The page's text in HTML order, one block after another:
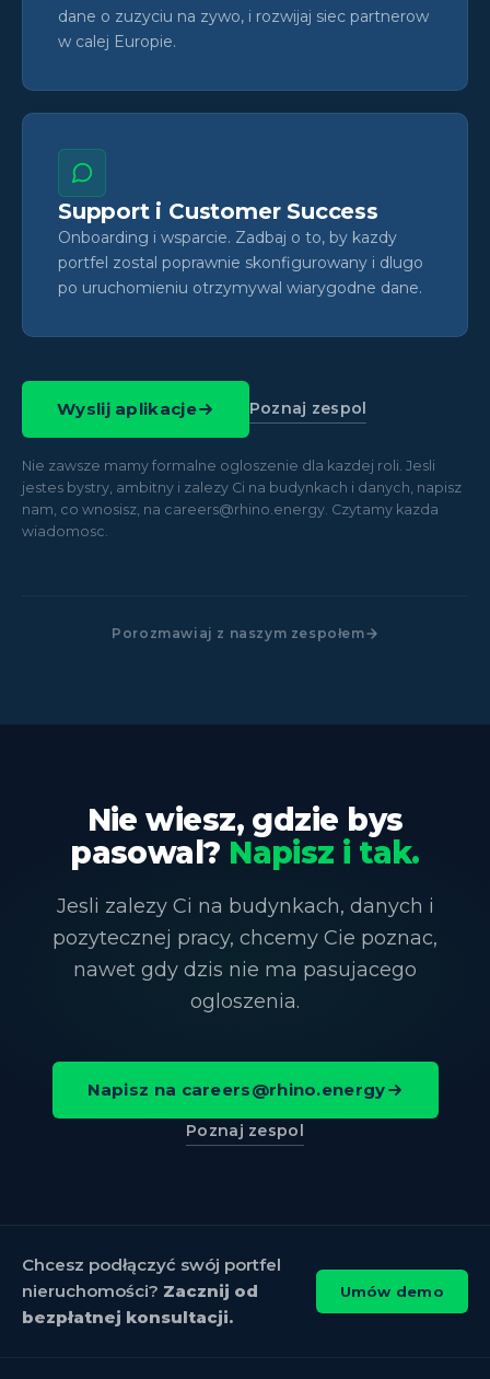
dane o zuzyciu na zywo, i rozwijaj siec partnerow
w calej Europie.
Support i Customer Success
Onboarding i wsparcie. Zadbaj o to, by kazdy
portfel zostal poprawnie skonfigurowany i dlugo
po uruchomieniu otrzymywal wiarygodne dane.
Wyslij aplikacje Poznaj zespol
Nie zawsze mamy formalne ogloszenie dla kazdej roli. Jesli
jestes bystry, ambitny i zalezy Ci na budynkach i danych, napisz
nam, co wnosisz, na careers@rhino.energy. Czytamy kazda
wiadomosc.
Porozmawiaj z naszym zespołem
Nie wiesz, gdzie bys
pasowal? Napisz i tak.
Jesli zalezy Ci na budynkach, danych i
pozytecznej pracy, chcemy Cie poznac,
nawet gdy dzis nie ma pasujacego
ogloszenia.
Napisz na careers@rhino.energy
Poznaj zespol
Chcesz podłączyć swój portfel
nieruchomości? Zacznij od
bezpłatnej konsultacji.
Umów demo